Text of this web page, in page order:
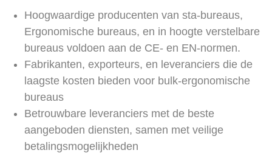
Hoogwaardige producenten van sta-bureaus,
Ergonomische bureaus, en in hoogte verstelbare
bureaus voldoen aan de CE- en EN-normen.
Fabrikanten, exporteurs, en leveranciers die de
laagste kosten bieden voor bulk-ergonomische
bureaus
Betrouwbare leveranciers met de beste
aangeboden diensten, samen met veilige
betalingsmogelijkheden